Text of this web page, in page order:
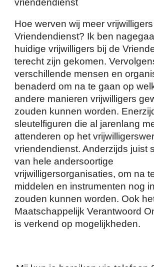
vriendendienst
Hoe werven wij meer
Vriendendienst? Ik ben
huidige vrijwilligers bij de
terecht zijn gekomen.
verschillende mensen en
benaderd om na te gaan op
andere manieren vrijwilligers
zouden kunnen worden.
sleutelfiguren die al jarenlang
attenderen op het
vriendendienst. Anderzijds juist
van hele andersoortige
vrijwilligersorganisaties, om na
middelen en instrumenten nog
zouden kunnen worden. Ook
Maatschappelijk Verantwoord
is verkend op mogelijkheden.